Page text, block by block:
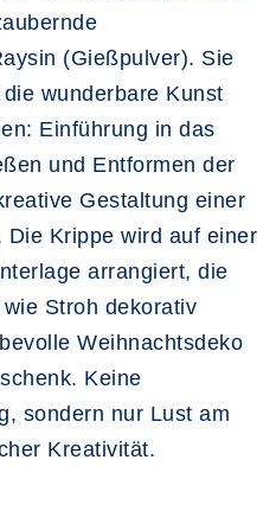
(Gießpulver). Sie
wunderbare Kunst
Einführung in das
und Entformen der
Gestaltung einer
Krippe wird auf einer
arrangiert, die
Stroh dekorativ
Weihnachtsdeko
Keine
sondern nur Lust am
Kreativität.